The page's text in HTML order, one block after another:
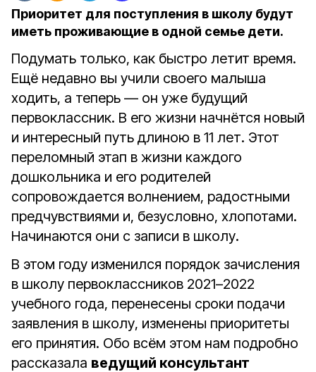
Приоритет для поступления в школу будут
иметь проживающие в одной семье дети.
Подумать только, как быстро летит время.
Ещё недавно вы учили своего малыша
ходить, а теперь — он уже будущий
первоклассник. В его жизни начнётся новый
и интересный путь длиною в 11 лет. Этот
переломный этап в жизни каждого
дошкольника и его родителей
сопровождается волнением, радостными
предчувствиями и, безусловно, хлопотами.
Начинаются они с записи в школу.
В этом году изменился порядок зачисления
в школу первоклассников 2021–2022
учебного года, перенесены сроки подачи
заявления в школу, изменены приоритеты
его принятия. Обо всём этом нам подробно
рассказала ведущий консультант